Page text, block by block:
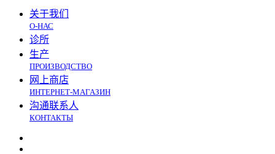
关于我们
О-НАС
诊所
生产
ПРОИЗВОДСТВО
网上商店
ИНТЕРНЕТ-МАГАЗИН
沟通联系人
КОНТАКТЫ